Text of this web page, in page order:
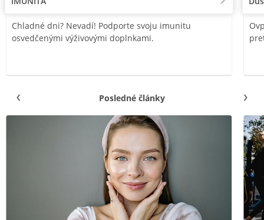
Chladné dni? Nevadí! Podporte svoju imunitu
osvedčenými výživovými doplnkami.
Posledné články